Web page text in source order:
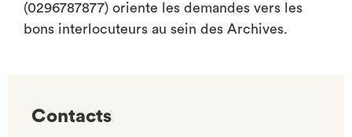
(0296787877) oriente les demandes vers les
bons interlocuteurs au sein des Archives.
Contacts